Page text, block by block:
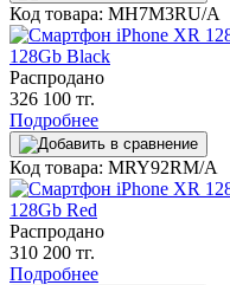
Код товара: MH7M3RU/A
128Gb Black
Распродано
326 100 тг.
Подробнее
Код товара: MRY92RM/A
128Gb Red
Распродано
310 200 тг.
Подробнее